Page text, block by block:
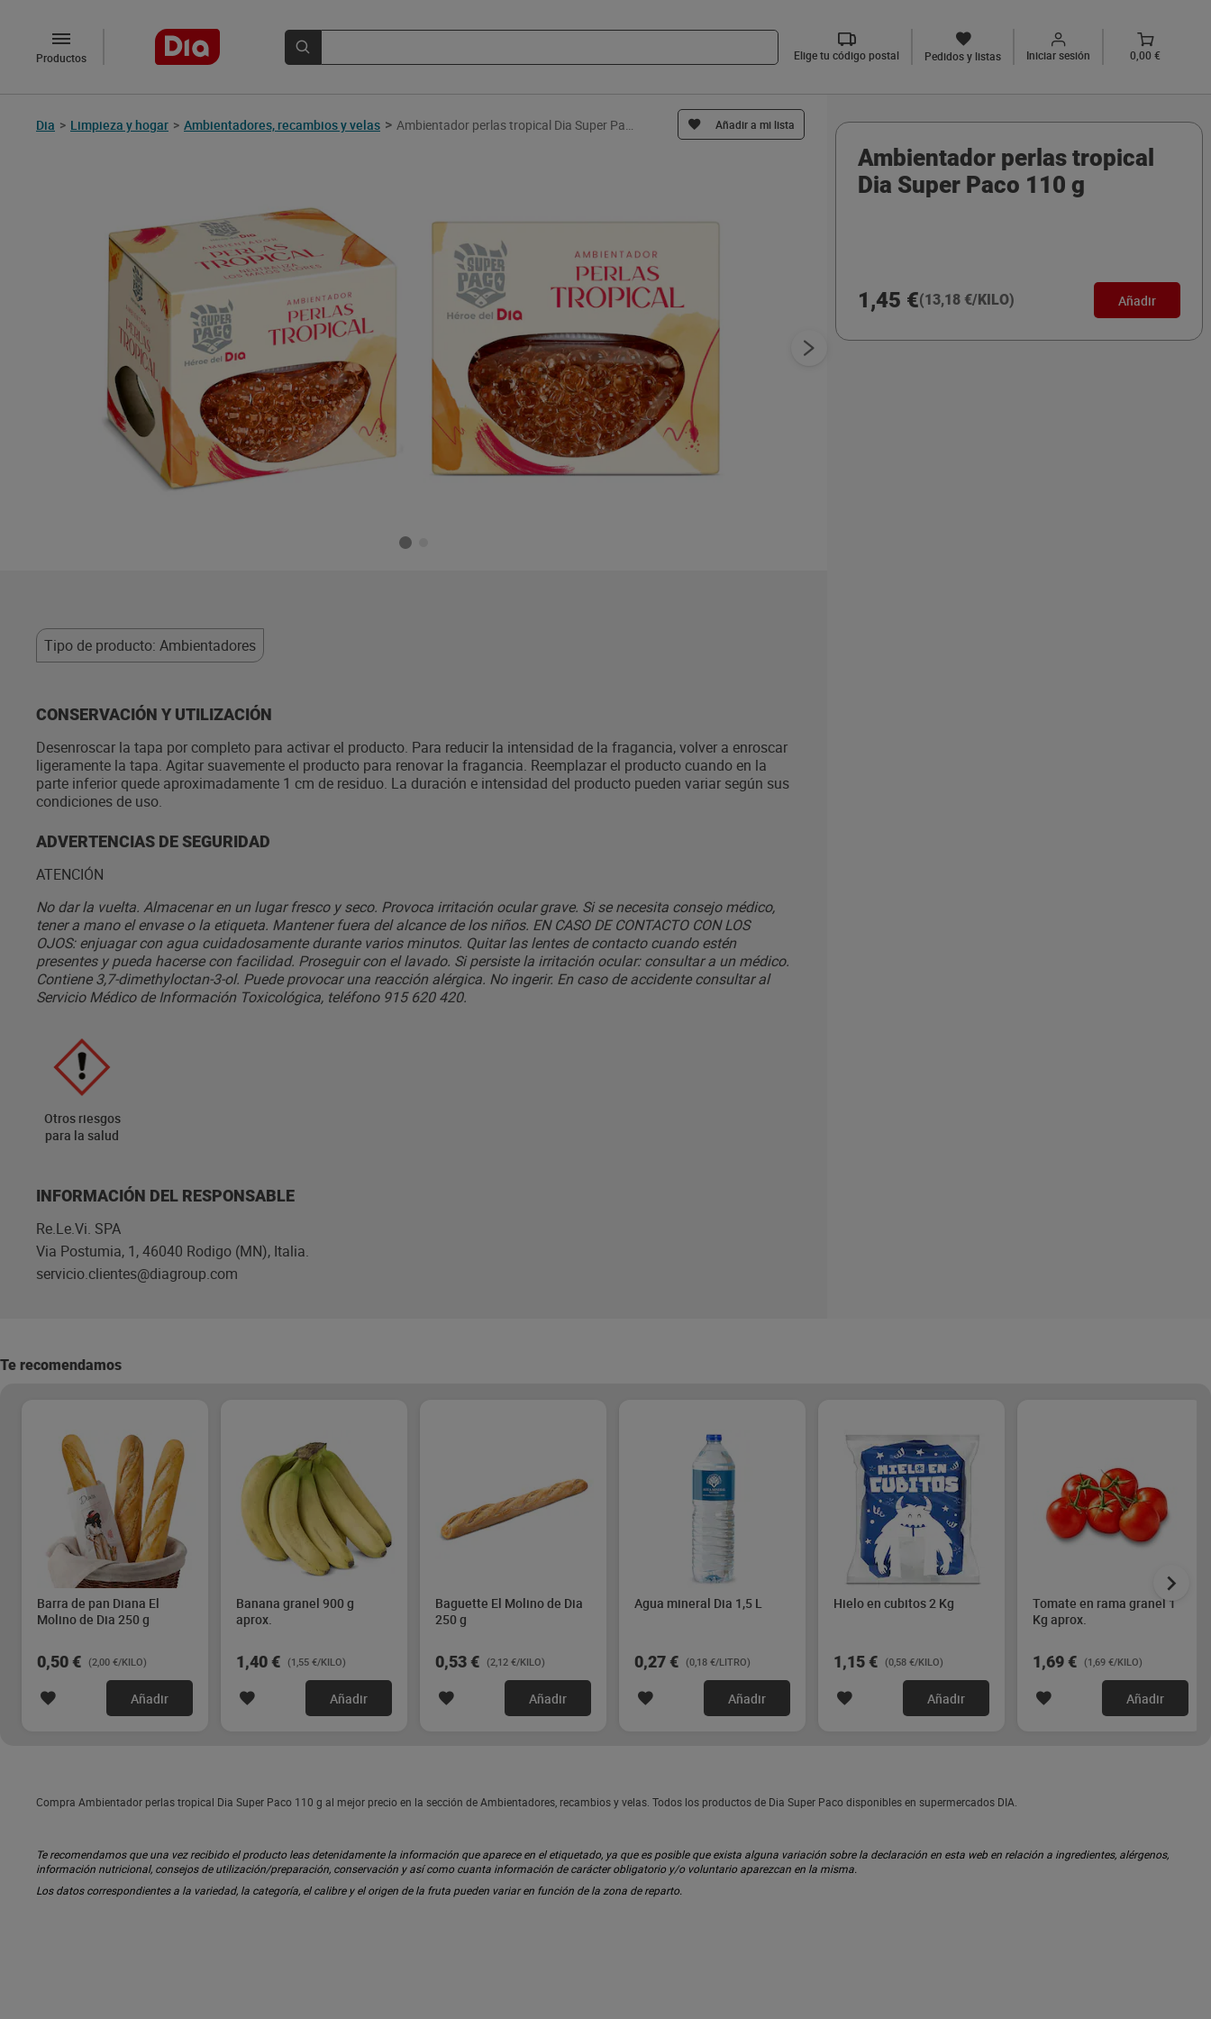
Productos Elige tu código postal Pedidos y listas Iniciar sesión 0,00 €
Dia > Limpieza y hogar > Ambientadores, recambios y velas > Añadir a mi lista
Tipo de producto: Ambientadores
CONSERVACIÓN Y UTILIZACIÓN
Desenroscar la tapa por completo para activar el producto. Para reducir la intensidad de la fragancia, volver a enroscar
ligeramente la tapa. Agitar suavemente el producto para renovar la fragancia. Reemplazar el producto cuando en la
parte inferior quede aproximadamente 1 cm de residuo. La duración e intensidad del producto pueden variar según sus
condiciones de uso.
ADVERTENCIAS DE SEGURIDAD
ATENCIÓN
No dar la vuelta. Almacenar en un lugar fresco y seco. Provoca irritación ocular grave. Si se necesita consejo médico,
tener a mano el envase o la etiqueta. Mantener fuera del alcance de los niños. EN CASO DE CONTACTO CON LOS
OJOS: enjuagar con agua cuidadosamente durante varios minutos. Quitar las lentes de contacto cuando estén
presentes y pueda hacerse con facilidad. Proseguir con el lavado. Si persiste la irritación ocular: consultar a un médico.
Contiene 3,7-dimethyloctan-3-ol. Puede provocar una reacción alérgica. No ingerir. En caso de accidente consultar al
Servicio Médico de Información Toxicológica, teléfono 915 620 420.
Otros riesgos
para la salud
INFORMACIÓN DEL RESPONSABLE
Re.Le.Vi. SPA
Via Postumia, 1, 46040 Rodigo (MN), Italia.
servicio.clientes@diagroup.com
Ambientador perlas tropical
Dia Super Paco 110 g
1,45 €(13,18 €/KILO) Añadir
Te recomendamos
Barra de pan Diana El
Molino de Dia 250 g
0,50 € (2,00 €/KILO)
Añadir
Banana granel 900 g
aprox.
1,40 € (1,55 €/KILO)
Añadir
Baguette El Molino de Dia
250 g
0,53 € (2,12 €/KILO)
Añadir
Agua mineral Dia 1,5 L
0,27 € (0,18 €/LITRO)
Añadir
Hielo en cubitos 2 Kg
1,15 € (0,58 €/KILO)
Añadir
Tomate en rama granel 1
Kg aprox.
1,69 € (1,69 €/KILO)
Añadir
Compra Ambientador perlas tropical Dia Super Paco 110 g al mejor precio en la sección de Ambientadores, recambios y velas. Todos los productos de Dia Super Paco disponibles en supermercados DIA.
Te recomendamos que una vez recibido el producto leas detenidamente la información que aparece en el etiquetado, ya que es posible que exista alguna variación sobre la declaración en esta web en relación a ingredientes, alérgenos,
información nutricional, consejos de utilización/preparación, conservación y así como cuanta información de carácter obligatorio y/o voluntario aparezcan en la misma.
Los datos correspondientes a la variedad, la categoría, el calibre y el origen de la fruta pueden variar en función de la zona de reparto.